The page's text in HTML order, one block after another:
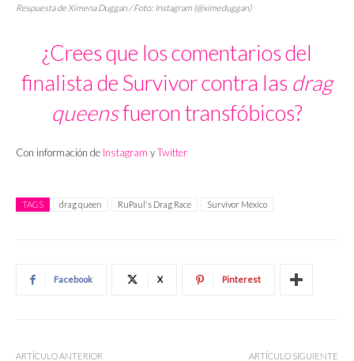
Respuesta de Ximena Duggan / Foto: Instagram (@ximeduggan)
¿Crees que los comentarios del
finalista de Survivor contra las drag
queensfueron transfóbicos?
Con información de Instagram yTwitter
TAGS drag queen RuPaul's Drag Race Survivor México
Facebook X Pinterest
ARTÍCULO ANTERIOR ARTÍCULO SIGUIENTE